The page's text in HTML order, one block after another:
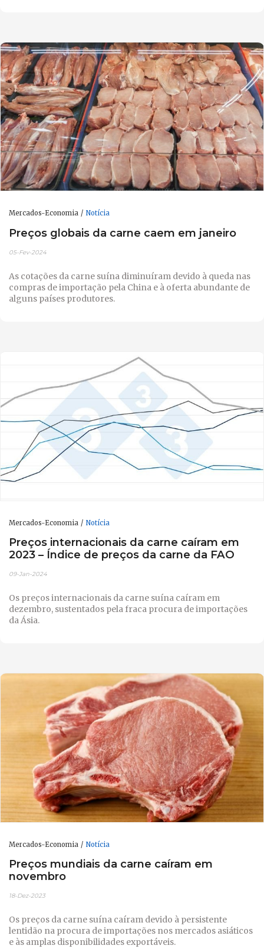
Mercados-Economia Notícia
Preços globais da carne caem em janeiro
05-Fev-2024
As cotações da carne suína diminuíram devido à queda nas
compras de importação pela China e à oferta abundante de
alguns países produtores.
Mercados-Economia Notícia
Preços internacionais da carne caíram em
2023 – Índice de preços da carne da FAO
09-Jan-2024
Os preços internacionais da carne suína caíram em
dezembro, sustentados pela fraca procura de importações
da Ásia.
Mercados-Economia Notícia
Preços mundiais da carne caíram em
novembro
18-Dez-2023
Os preços da carne suína caíram devido à persistente
lentidão na procura de importações nos mercados asiáticos
e às amplas disponibilidades exportáveis.